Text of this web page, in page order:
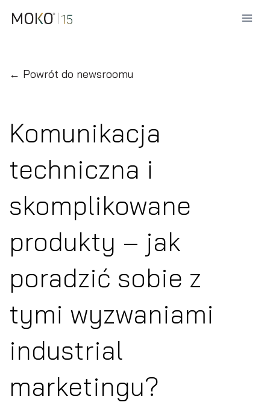
← Powrót do newsroomu
Komunikacja
techniczna i
skomplikowane
produkty – jak
poradzić sobie z
tymi wyzwaniami
industrial
marketingu?